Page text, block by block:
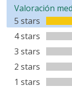
Valoración
5 stars
4 stars
3 stars
2 stars
1 stars